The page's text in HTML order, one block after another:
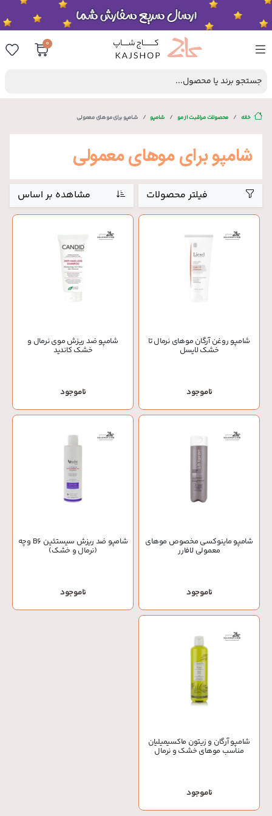
0
جستجو برند یا محصول...
خانه محصولات مراقبت از مو شامپو شامپو برای موهای معمولی
شامپو برای موهای معمولی
فیلتر محصولات مشاهده بر اساس
شامپو روغن آرگان موهای نرمال تا
خشک لایسل
ناموجود
شامپو ضد ریزش موی نرمال و
خشک کاندید
ناموجود
شامپو ماینوکسی مخصوص موهای
معمولی لافارر
ناموجود
شامپو ضد ریزش سیستئین B6 وچه
(نرمال و خشک)
ناموجود
شامپو آرگان و زیتون ماکسیمیلیان
مناسب موهای خشک و نرمال
ناموجود